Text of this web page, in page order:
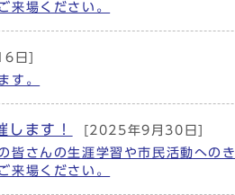
来場ください。
日]
す。
ます！
[2025年9月30日]
皆さんの生涯学習や市民活動への
来場ください。